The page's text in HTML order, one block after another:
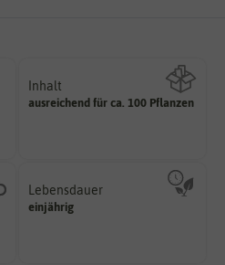
Inhalt
ausreichend für ca. 100 Pflanzen
Wie viel ist enthalten
Lebensdauer
einjährig
einjährig, zweijährig oder
mehrjährig.